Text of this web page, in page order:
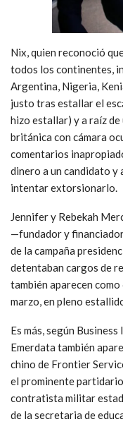
Nix, quien reconoció
todos los continentes,
Argentina, Nigeria,
justo tras estallar el
hizo estallar) y a raíz
británica con cámara
comentarios
dinero a un candidato y
intentar extorsionarlo.
Jennifer y Rebekah
—fundador y
de la campaña
detentaban cargos de
también aparecen
marzo, en pleno
Es más, según
Emerdata también
chino de Frontier
el prominente
contratista militar
de la secretaria de